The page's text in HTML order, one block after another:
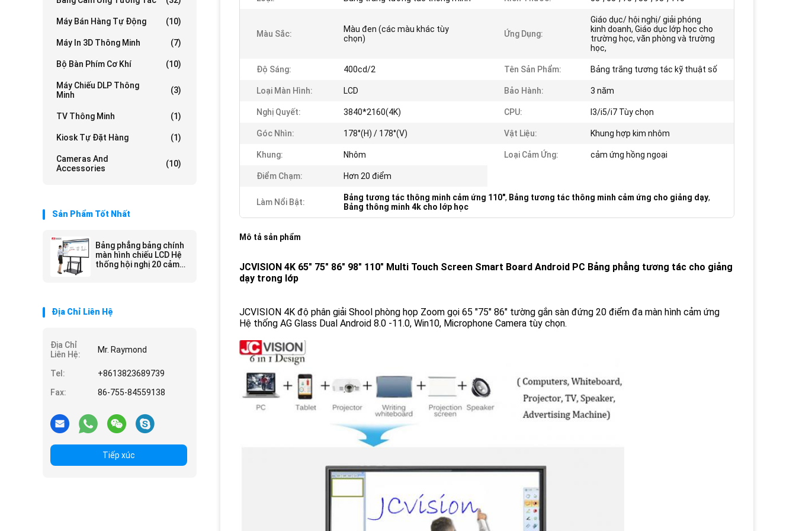
Máy Bán Hàng Tự Động (10)
Máy In 3D Thông Minh (7)
Bộ Bàn Phím Cơ Khí (10)
Máy Chiếu DLP Thông
Minh
(3)
TV Thông Minh (1)
Kiosk Tự Đặt Hàng (1)
Cameras And
Accessories
(10)
Sản Phẩm Tốt Nhất
Bảng phẳng bảng chính
màn hình chiếu LCD Hệ
thống hội nghị 20 cảm
Địa Chỉ Liên Hệ
Địa Chỉ
Liên Hệ:
Mr. Raymond
Tel:
+8613823689739
Fax:
86-755-84559138
Tiếp xúc
Màu Sắc:
Màu đen (các màu khác tùy
chọn)
Ứng Dụng:
Giáo dục/ hội nghị/ giải phóng
kinh doanh, Giáo dục lớp học cho
trường học, văn phòng và trường
học,
Độ Sáng: 400cd/2 Tên Sản Phẩm: Bảng trắng tương tác kỹ thuật số
Loại Màn Hình: LCD Bảo Hành: 3 năm
Nghị Quyết: 3840*2160(4K) CPU: I3/i5/i7 Tùy chọn
Góc Nhìn: 178°(H) / 178°(V) Vật Liệu: Khung hợp kim nhôm
Khung: Nhôm Loại Cảm Ứng: cảm ứng hồng ngoại
Điểm Chạm: Hơn 20 điểm
Làm Nổi Bật: Bảng tương tác thông minh cảm ứng 110", Bảng tương tác thông minh cảm ứng cho giảng dạy,
Bảng thông minh 4k cho lớp học
Mô tả sản phẩm
JCVISION 4K 65" 75" 86" 98" 110" Multi Touch Screen Smart Board Android PC Bảng phẳng tương tác cho giảng
dạy trong lớp
JCVISION 4K độ phân giải Shool phòng họp Zoom gọi 65 "75" 86" tường gắn sàn đứng 20 điểm đa màn hình cảm ứng
Hệ thống AG Glass Dual Android 8.0 -11.0, Win10, Microphone Camera tùy chọn.